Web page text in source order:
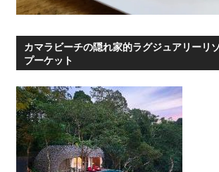
カマラビーチの隠れ家的ラグジュアリー
プーケット